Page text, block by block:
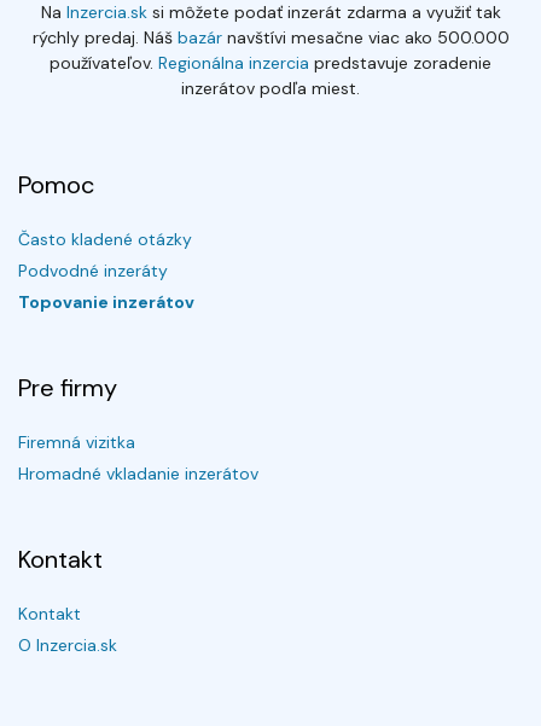
Na Inzercia.sksi môžete podať inzerát zdarma a využiť tak
rýchly predaj. Náš bazárnavštívi mesačne viac ako 500.000
používateľov. Regionálna inzercia predstavuje zoradenie
inzerátov podľa miest.
Pomoc
Často kladené otázky
Podvodné inzeráty
Topovanie inzerátov
Pre firmy
Firemná vizitka
Hromadné vkladanie inzerátov
Kontakt
Kontakt
O Inzercia.sk